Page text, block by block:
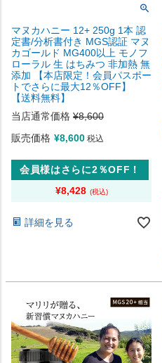
マヌカハニー 12+ 250g 1本 認
定書/分析書付き MGS認証 マヌ
カゴールド MG400以上 モノフ
ローラル 生 はちみつ 非加熱 無
添加 【本店限定！会員パスポー
トでさらに最大12％OFF】
【送料無料】
当店通常価格 ¥8,600
販売価格 ¥8,600 税込
会員様はさらに2％OFF！
¥8,428
詳細を見る